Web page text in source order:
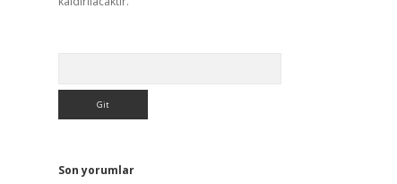
Son yorumlar